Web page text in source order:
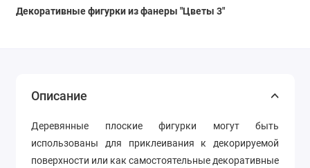
Декоративные фигурки из фанеры "Цветы 3"
Описание
Деревянные плоские фигурки могут быть
использованы для приклеивания к декорируемой
поверхности или как самостоятельные декоративные